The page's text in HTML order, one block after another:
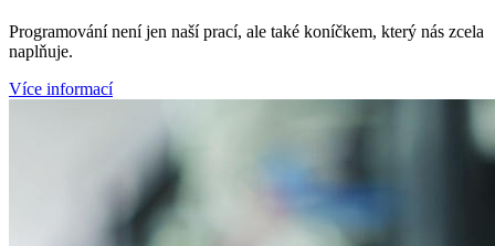
Programování není jen naší prací, ale také koníčkem, který nás zcela
naplňuje.
Více informací